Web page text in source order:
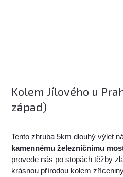
Kolem Jílového u
západ)
Tento zhruba 5km dlouhý výlet
kamennému železničnímu
provede nás po stopách těžby
krásnou přírodou kolem